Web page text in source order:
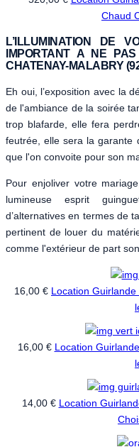
Chaud
L’ILLUMINATION DE
IMPORTANT A NE
CHATENAY-MALABRY
Eh oui, l’exposition avec la
de l'ambiance de la soirée
trop blafarde, elle fera
feutrée, elle sera la garante
que l'on convoite pour son
Pour enjoliver votre
lumineuse esprit
d’alternatives en termes de
pertinent de louer du
comme l'extérieur de part
16,00 € Location
16,00 € Location
14,00 € Location